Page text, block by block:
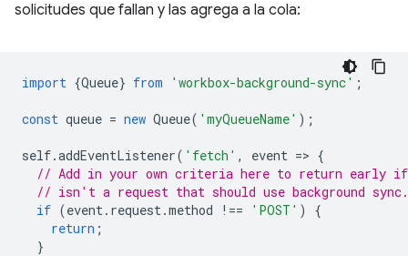
solicitudes que fallan y las agrega a la cola:
import {Queue} from 'workbox-background-sync' ;
const queue = new Queue( 'myQueueName' );
self.addEventListener( 'fetch' , event => {
// Add in your own criteria here to return early
// isn't a request that should use background sync.
if (event. request.method !== 'POST' )
{
return ;
}